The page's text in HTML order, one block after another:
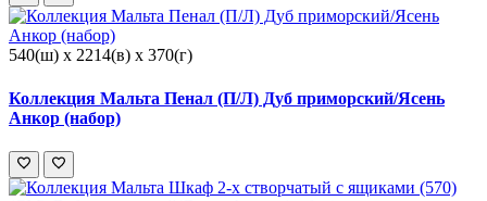
540(ш) x 2214(в) x 370(г)
Коллекция Мальта Пенал (П/Л) Дуб приморский/Ясень
Анкор (набор)